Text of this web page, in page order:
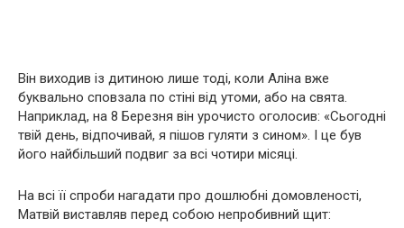
Він виходив із дитиною лише тоді, коли Аліна вже
буквально сповзала по стіні від утоми, або на свята.
Наприклад, на 8 Березня він урочисто оголосив: «Сьогодні
твій день, відпочивай, я пішов гуляти з сином». І це був
його найбільший подвиг за всі чотири місяці.
На всі її спроби нагадати про дошлюбні домовленості,
Матвій виставляв перед собою непробивний щит: